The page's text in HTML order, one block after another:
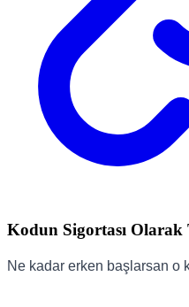
Kodun Sigortası Olarak
Ne kadar erken başlarsan o